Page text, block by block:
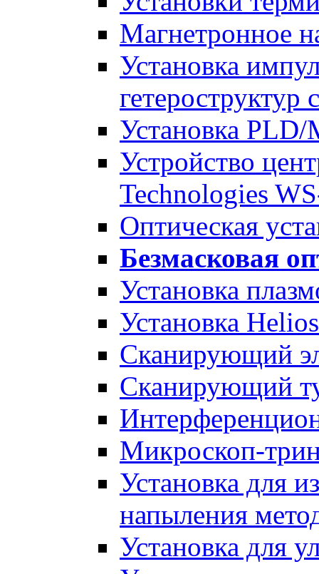
Магнетронное
Установка
Установка
Устройство
Technologies
Оптическая
Безмасковая
Установка
Установка
Сканирующий
Сканирующий
Микроскоп-
Установка для
напыления
Установка для